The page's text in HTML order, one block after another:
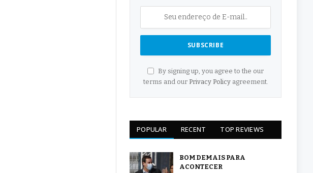
By signing up, you agree to the our
terms and our Privacy Policyagreement.
POPULAR RECENT TOP REVIEWS
BOM DEMAIS PARA
ACONTECER